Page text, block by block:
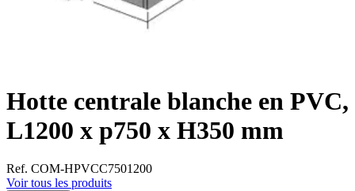
Hotte centrale blanche en PVC,
L1200 x p750 x H350 mm
Ref. COM-HPVCC7501200
Voir tous les produits